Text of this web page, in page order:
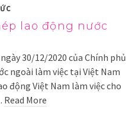
lao động nước
30/12/2020 của Chính phủ
ngoài làm việc tại Việt Nam
động Việt Nam làm việc cho
Read More